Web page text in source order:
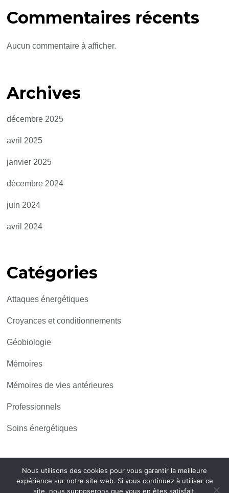
Commentaires récents
Aucun commentaire à afficher.
Archives
décembre 2025
avril 2025
janvier 2025
décembre 2024
juin 2024
avril 2024
Catégories
Attaques énergétiques
Croyances et conditionnements
Géobiologie
Mémoires
Mémoires de vies antérieures
Professionnels
Soins énergétiques
Mentions légales
© 2024 Christophe DROUGLAZET
Blossom Health Coach | Développé parBlossom
Nous utilisons des cookies pour vous garantir la meilleure
expérience sur notre site web. Si vous continuez à utiliser ce
site, nous supposerons que vous en êtes satisfait.